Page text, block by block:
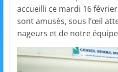
accueilli ce mardi 16
sont amusés, sous l’œil
nageurs et de notre